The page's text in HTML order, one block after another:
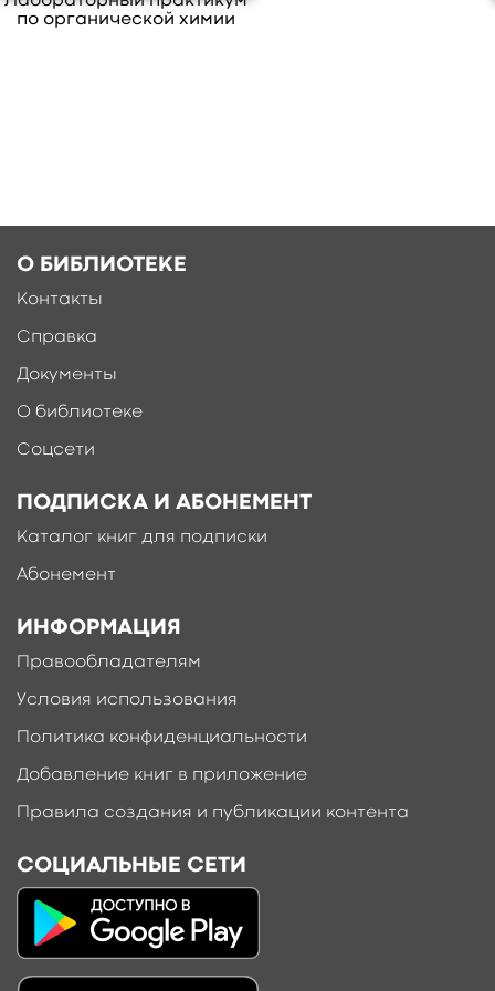
по органической химии
О БИБЛИОТЕКЕ
Контакты
Справка
Документы
О библиотеке
Соцсети
ПОДПИСКА И АБОНЕМЕНТ
Каталог книг для подписки
Абонемент
ИНФОРМАЦИЯ
Правообладателям
Условия использования
Политика конфиденциальности
Добавление книг в приложение
Правила создания и публикации контента
СОЦИАЛЬНЫЕ СЕТИ